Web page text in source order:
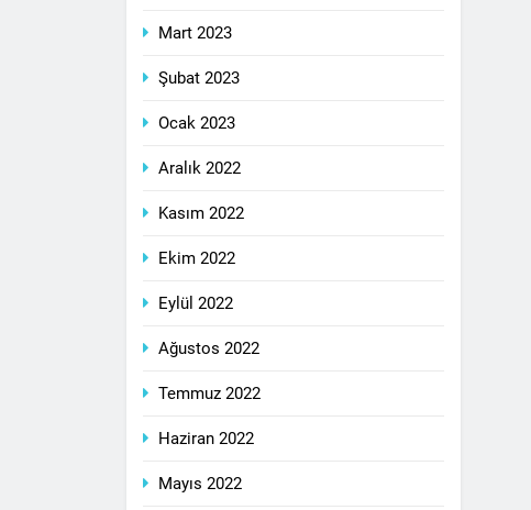
Mart 2023
Şubat 2023
Ocak 2023
Aralık 2022
Kasım 2022
Ekim 2022
Eylül 2022
Ağustos 2022
Temmuz 2022
Haziran 2022
Mayıs 2022